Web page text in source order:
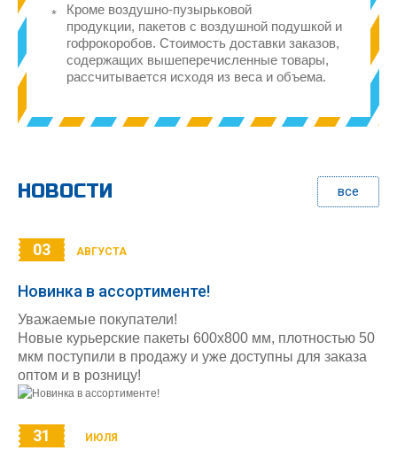
Кроме воздушно-пузырьковой
продукции, пакетов с воздушной подушкой и
гофрокоробов. Стоимость доставки заказов,
содержащих вышеперечисленные товары,
рассчитывается исходя из веса и объема.
НОВОСТИ все
03 АВГУСТА
Новинка в ассортименте!
Уважаемые покупатели!
Новые курьерские пакеты 600х800 мм, плотностью 50
мкм поступили в продажу и уже доступны для заказа
оптом и в розницу!
31 ИЮЛЯ